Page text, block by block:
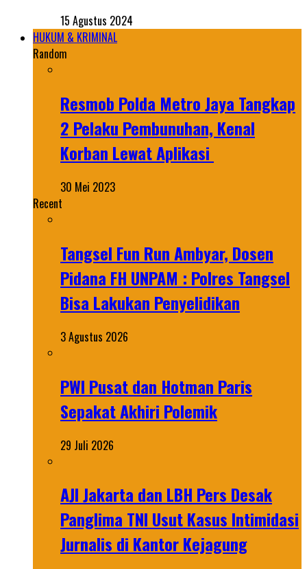
15 Agustus 2024
HUKUM & KRIMINAL
Random
Resmob Polda Metro Jaya Tangkap
2 Pelaku Pembunuhan, Kenal
Korban Lewat Aplikasi
30 Mei 2023
Recent
Tangsel Fun Run Ambyar, Dosen
Pidana FH UNPAM : Polres Tangsel
Bisa Lakukan Penyelidikan
3 Agustus 2026
PWI Pusat dan Hotman Paris
Sepakat Akhiri Polemik
29 Juli 2026
AJI Jakarta dan LBH Pers Desak
Panglima TNI Usut Kasus Intimidasi
Jurnalis di Kantor Kejagung